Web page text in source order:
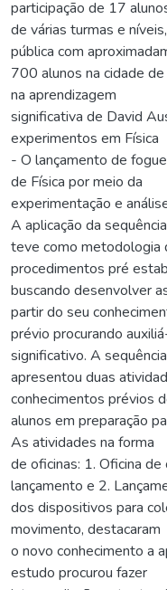
participação de 17
de várias turmas e
pública com
700 alunos na cidade
na aprendizagem
significativa de David
experimentos em Física
- O lançamento de
de Física por meio da
experimentação e
A aplicação da sequência
teve como metodologia
procedimentos pré
buscando desenvolver
partir do seu
prévio procurando
significativo. A sequência
apresentou duas
conhecimentos prévios
alunos em preparação
As atividades na forma
de oficinas: 1. Oficina
lançamento e 2.
dos dispositivos para
movimento, destacaram
o novo conhecimento a
estudo procurou fazer